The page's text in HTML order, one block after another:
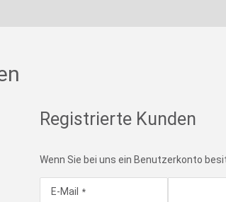
Registrierte Kunden
Wenn Sie bei uns ein Benutzerkonto
E-Mail